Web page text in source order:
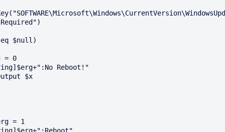
$null)